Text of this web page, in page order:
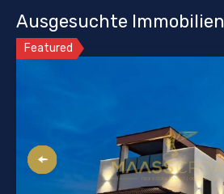
Ausgesuchte Immobilien
Featured